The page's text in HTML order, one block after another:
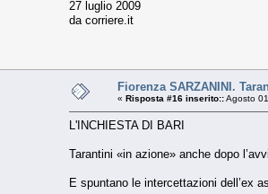
27 luglio 2009
da corriere.it
Fiorenza SARZANINI.
« Risposta #16 inserito::Agosto
L'INCHIESTA DI BARI
Tarantini «in azione» anche dopo
E spuntano le intercettazioni dell’ex